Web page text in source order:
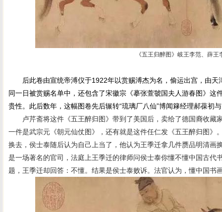
《五王归醉图》岐王李范、薛王
后此卷由宣统帝溥仪于1922年以赏赐溥杰为名，偷运出宫，由天
同一日被赏赐名单中，还包含了宋徽宗《摹张萱虢国夫人游春图》这
贵性。此后数年，这幅图卷先后辗转“琉璃厂八仙”博闻簃经理郝葆初
卢芹斋将这件《五王醉归图》带到了美国后，卖给了德国裔收藏
一件是武宗元《朝元仙仗图》，还有就是这件任仁发《五王醉归图》
换去，侯士泰随后认为自己上当了，他认为王季迁拿几件赝品明清画
是一场著名的官司，法庭上王季迁的律师问侯士泰你懂不懂中国古代
题，王季迁却回答：不懂。结果是侯士泰败诉。法官认为，懂中国书